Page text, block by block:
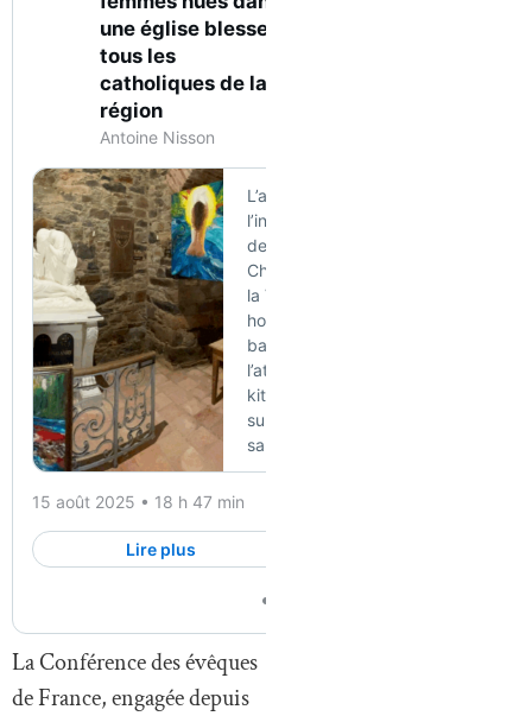
La Conférence des évêques
de France, engagée depuis